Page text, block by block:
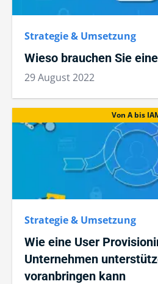
Strategie & Umsetzung
Wieso brauchen Sie
29 August 2022
Von A bis
Strategie & Umsetzung
Wie eine User
Unternehmen
voranbringen kann